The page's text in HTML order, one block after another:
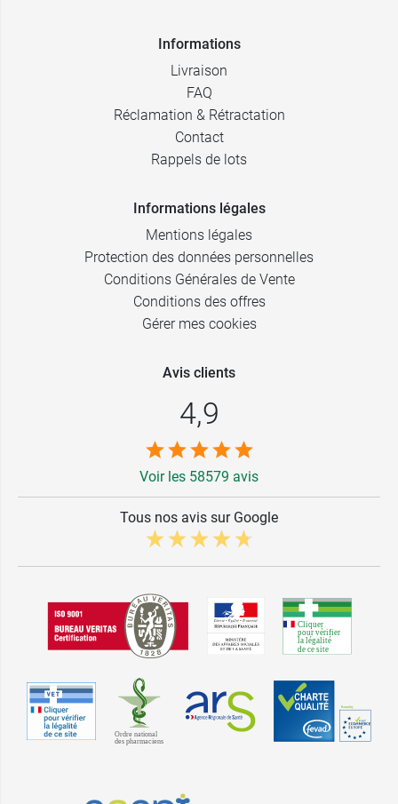
Informations
Livraison
FAQ
Réclamation & Rétractation
Contact
Rappels de lots
Informations légales
Mentions légales
Protection des données personnelles
Conditions Générales de Vente
Conditions des offres
Gérer mes cookies
Avis clients
4,9
Voir les 58579 avis
Tous nos avis sur Google